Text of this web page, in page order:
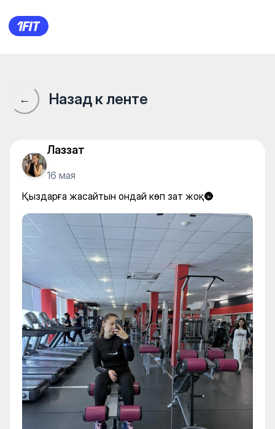
Fitness Olzha — Gym
← Назад к ленте
Лаззат
16 мая
Қыздарға жасайтын ондай көп зат жоқ🌚